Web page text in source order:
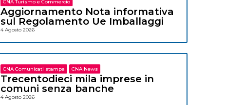
CNA Turismo e Commercio
Aggiornamento Nota informativa
sul Regolamento Ue Imballaggi
4 Agosto 2026
CNA Comunicati stampa CNA News
Trecentodieci mila imprese in
comuni senza banche
4 Agosto 2026